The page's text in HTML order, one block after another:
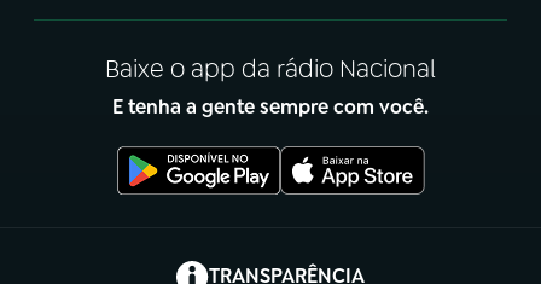
Baixe o app da rádio Nacional
E tenha a gente sempre com você.
TRANSPARÊNCIA
(abre em nova aba)